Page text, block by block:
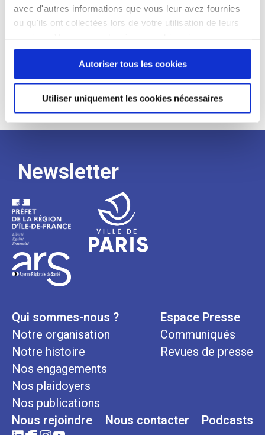
avec d'autres informations que vous leur avez fournies
ou qu'ils ont collectées lors de votre utilisation de leurs
continuez à utiliser notre site Web.
Autoriser tous les cookies
Utiliser uniquement les cookies nécessaires
Processus
de
recrutement
Newsletter
Qui sommes-nous ?
Notre organisation
Notre histoire
Nos engagements
Nos plaidoyers
Nos publications
Espace Presse
Communiqués
Revues de presse
Nous rejoindre Nous contacter Podcasts